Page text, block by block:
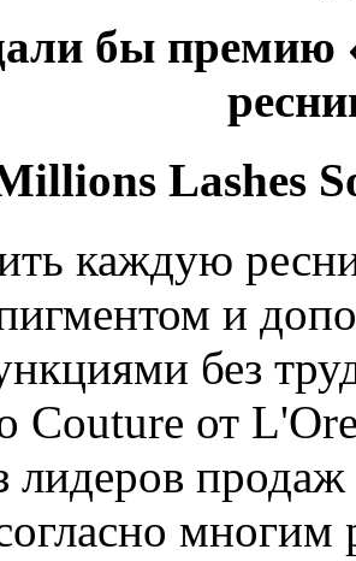
Lashes
каждую
и
без
Couture от
лидеров
многим